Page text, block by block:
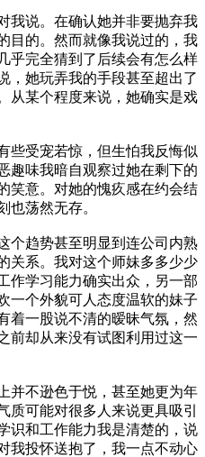
我说。在确认她并非要抛弃我
目的。然而就像我说过的，我
乎完全猜到了后续会有怎么样
，她玩弄我的手段甚至超出了
从某个程度来说，她确实是戏
些受宠若惊，但生怕我反悔似
趣味我暗自观察过她在剩下的
笑意。对她的愧疚感在约会结
也荡然无存。
个趋势甚至明显到连公司内熟
关系。我对这个师妹多多少少
作学习能力确实出众，另一部
一个外貌可人态度温软的妹子
着一股说不清的暧昧气氛，然
前却从来没有试图利用过这一
并不逊色于悦，甚至她更为年
质可能对很多人来说更具吸引
识和工作能力我是清楚的，说
我投怀送抱了，我一点不动心